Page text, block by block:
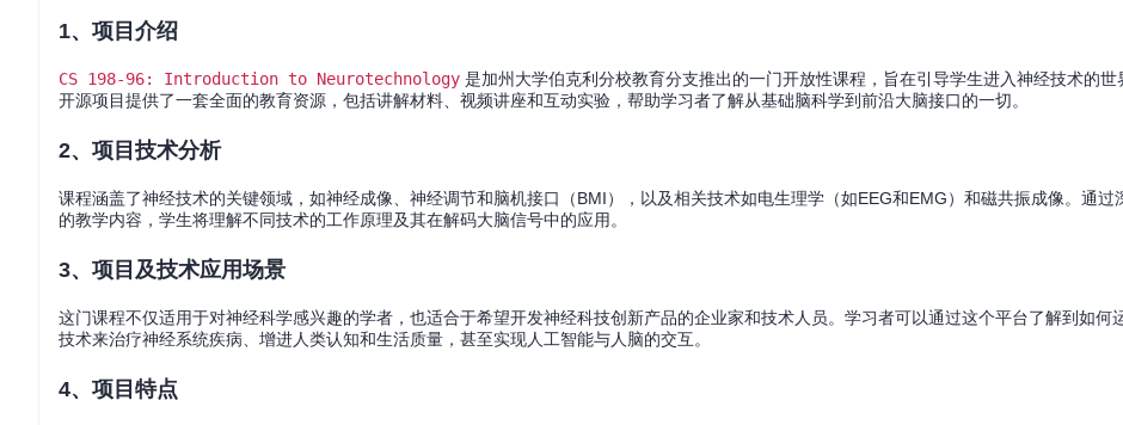
1、项目介绍
CS 198-96: Introduction to Neurotechnology 是加州大学伯克利分校教育分支推出的一门开放性课程，旨在引导学生进入神经技术的世
开源项目提供了一套全面的教育资源，包括讲解材料、视频讲座和互动实验，帮助学习者了解从基础脑科学到前沿大脑接口的一切。
2、项目技术分析
课程涵盖了神经技术的关键领域，如神经成像、神经调节和脑机接口（BMI），以及相关技术如电生理学（如EEG和EMG）和磁共振成像。通过
的教学内容，学生将理解不同技术的工作原理及其在解码大脑信号中的应用。
3、项目及技术应用场景
这门课程不仅适用于对神经科学感兴趣的学者，也适合于希望开发神经科技创新产品的企业家和技术人员。学习者可以通过这个平台了解到如何
技术来治疗神经系统疾病、增进人类认知和生活质量，甚至实现人工智能与人脑的交互。
4、项目特点